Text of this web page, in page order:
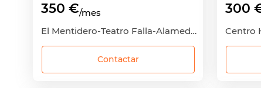
350 €/mes
El Mentidero-Teatro Falla-Alameda, Cádiz Capital, Cádiz
Contactar
300